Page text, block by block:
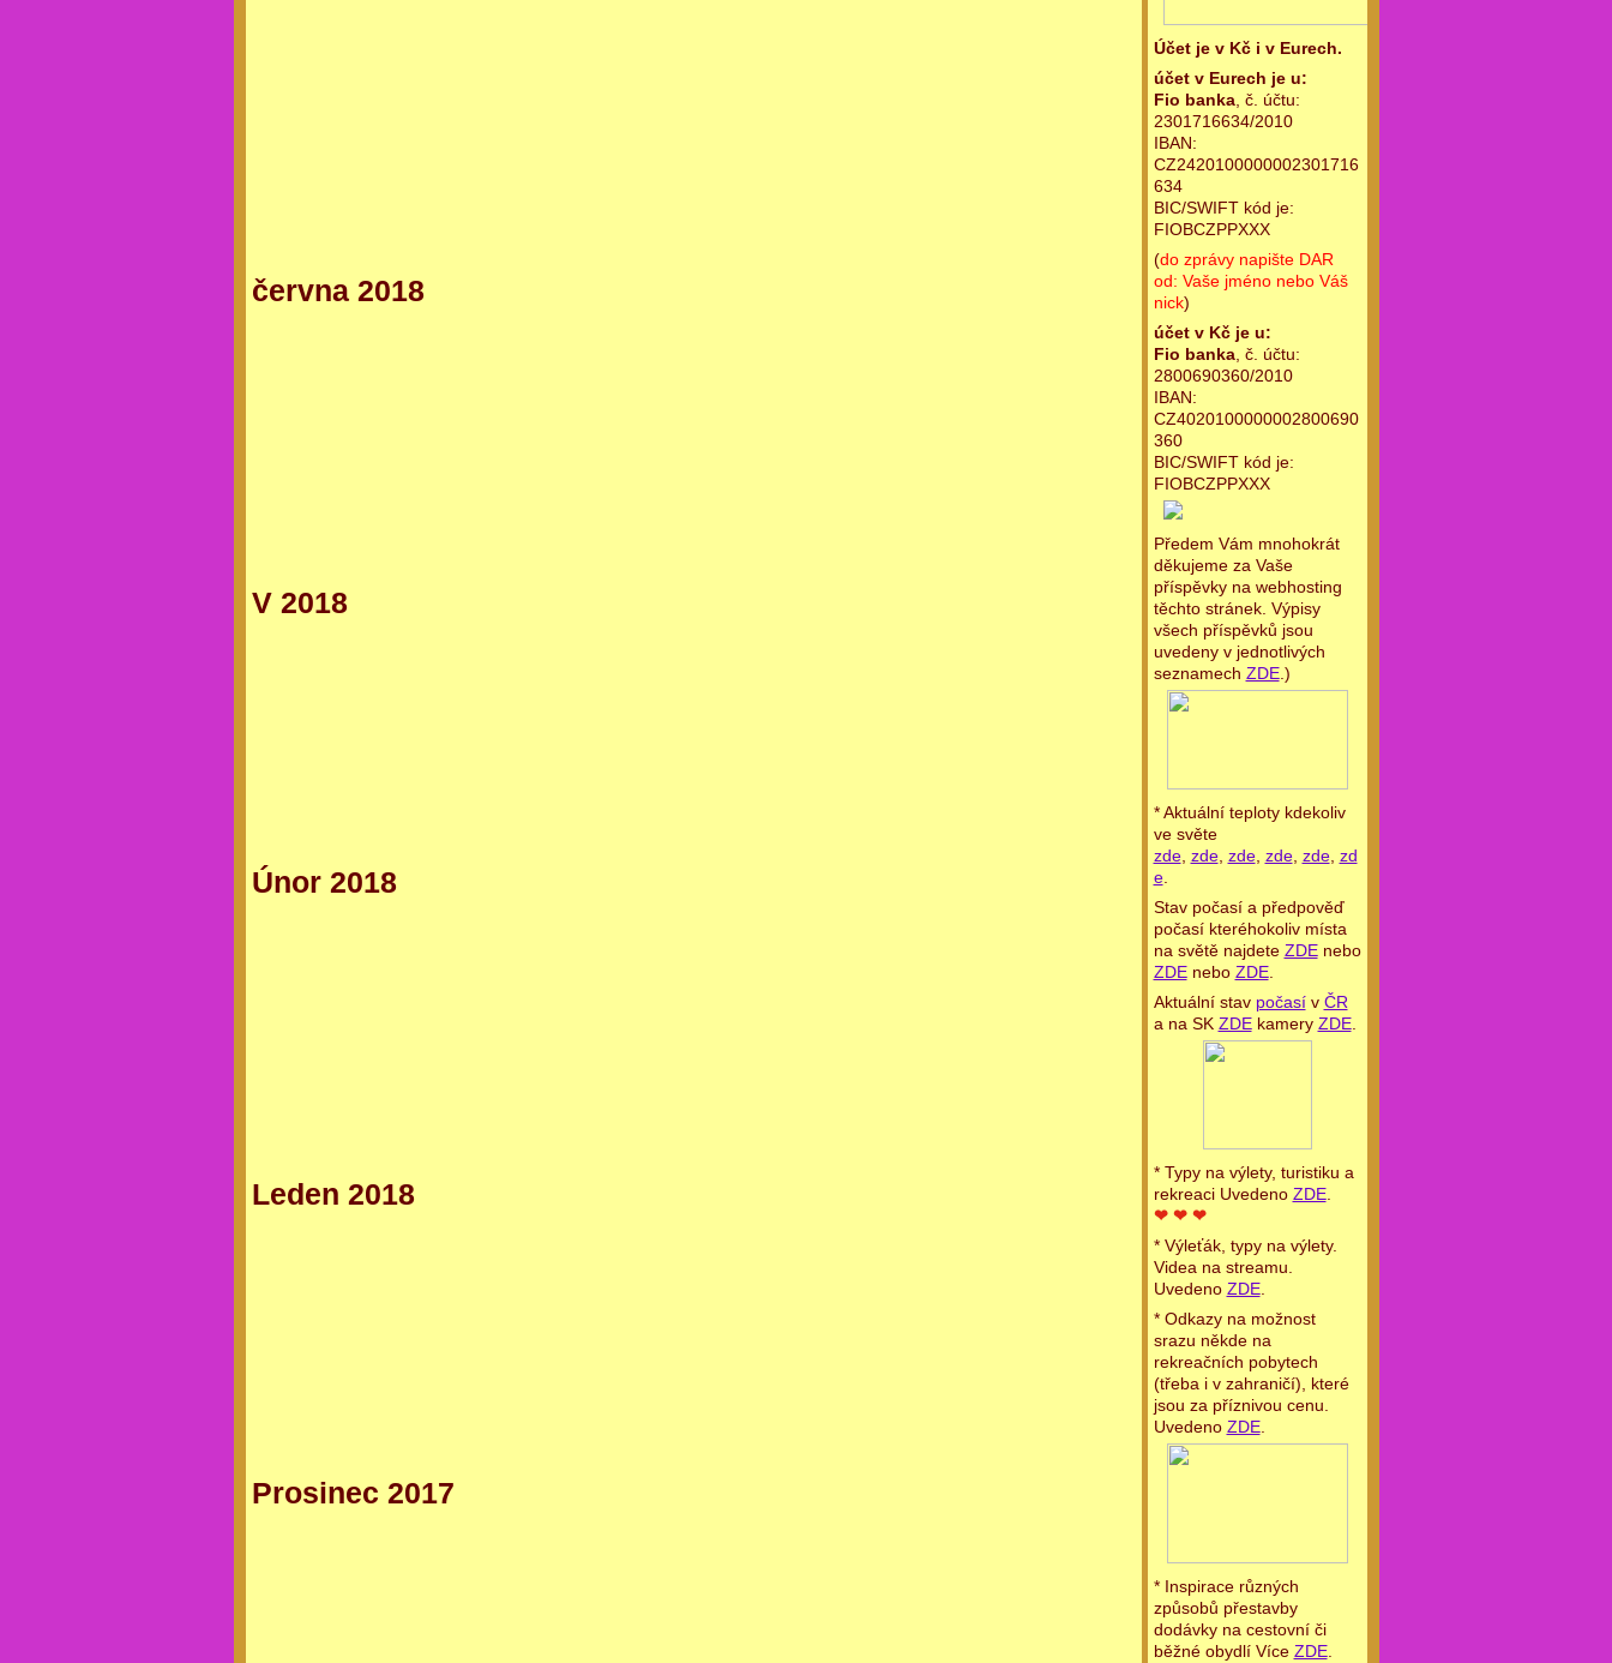
června 2018
V 2018
Únor 2018
Leden 2018
Prosinec 2017
Účet je v Kč i v Eurech.
účet v Eurech je u:
Fio banka, č. účtu:
2301716634/2010
IBAN:
CZ2420100000002301716
634
BIC/SWIFT kód je:
FIOBCZPPXXX
(do zprávy napište DAR
od: Vaše jméno nebo Váš
nick)
účet v Kč je u:
Fio banka, č. účtu:
2800690360/2010
IBAN:
CZ4020100000002800690
360
BIC/SWIFT kód je:
FIOBCZPPXXX
Předem Vám mnohokrát
děkujeme za Vaše
příspěvky na webhosting
těchto stránek. Výpisy
všech příspěvků jsou
uvedeny v jednotlivých
seznamech ZDE.)
* Aktuální teploty kdekoliv
ve světe
zde, zde, zde, zde, zde, zd
e.
Stav počasí a předpověď
počasí kteréhokoliv místa
na světě najdete ZDEnebo
ZDEnebo ZDE.
Aktuální stav počasív ČR
a na SK ZDEkamery ZDE.
* Typy na výlety, turistiku a
rekreaci Uvedeno ZDE.
❤ ❤ ❤
* Výleťák, typy na výlety.
Videa na streamu.
Uvedeno ZDE.
* Odkazy na možnost
srazu někde na
rekreačních pobytech
(třeba i v zahraničí), které
jsou za příznivou cenu.
Uvedeno ZDE.
* Inspirace různých
způsobů přestavby
dodávky na cestovní či
běžné obydlí Více ZDE.